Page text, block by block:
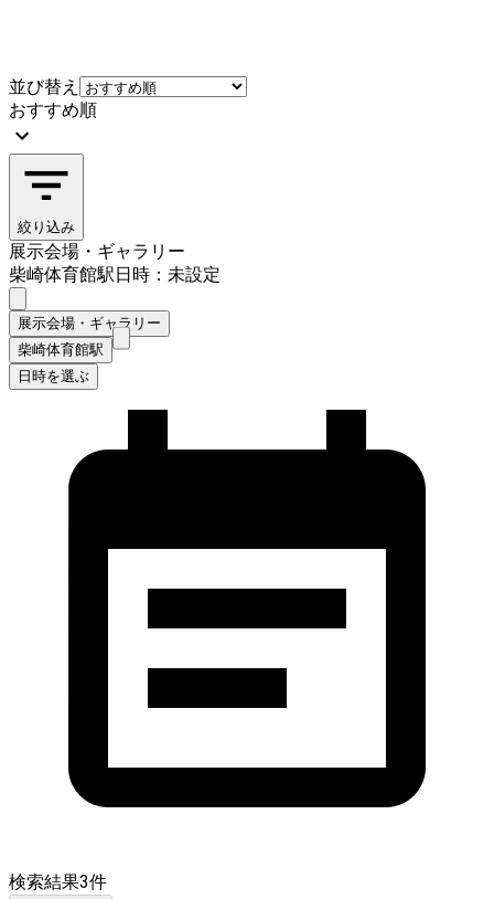
並び替え
おすすめ順
絞り込み
展示会場・ギャラリー
柴崎体育館駅日時：未設定
展示会場・ギャラリー
柴崎体育館駅
日時を選ぶ
検索結果3件